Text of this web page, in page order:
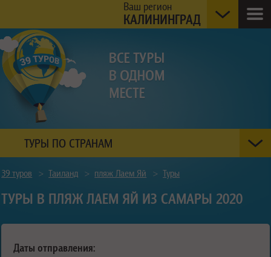
Ваш регион
КАЛИНИНГРАД
ТУРЫ ПО СТРАНАМ
39 туров > Таиланд > пляж Лаем Яй > Туры
ТУРЫ В ПЛЯЖ ЛАЕМ ЯЙ ИЗ САМАРЫ 2020
Даты отправления: